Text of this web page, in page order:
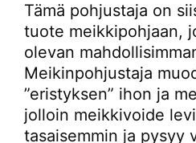
Tämä pohjustaja on
tuote meikkipohjaan,
olevan
Meikinpohjustaja
”eristyksen” ihon ja
jolloin meikkivoide
tasaisemmin ja pysyy